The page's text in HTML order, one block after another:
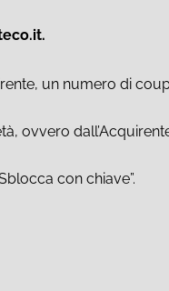
un numero di
ovvero
con chiave”.